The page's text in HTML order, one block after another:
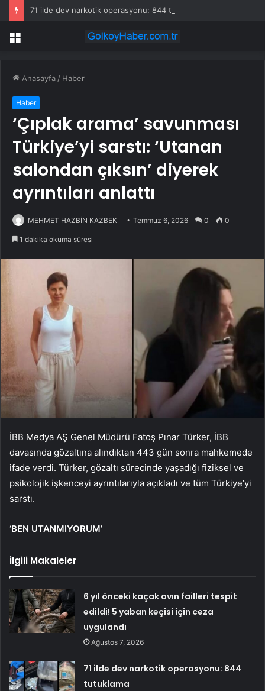
71 ilde dev narkotik operasyonu: 844 tutuklama
Menü
Anasayfa / Haber
Haber
‘Çıplak arama’ savunması
Türkiye’yi sarstı: ‘Utanan
salondan çıksın’ diyerek
ayrıntıları anlattı
MEHMET HAZBİN KAZBEK Temmuz 6, 2026 0 0
1 dakika okuma süresi
İBB Medya AŞ Genel Müdürü Fatoş Pınar Türker, İBB
davasında gözaltına alındıktan 443 gün sonra mahkemede
ifade verdi. Türker, gözaltı sürecinde yaşadığı fiziksel ve
psikolojik işkenceyi ayrıntılarıyla açıkladı ve tüm Türkiye’yi
sarstı.
‘BEN UTANMIYORUM’
İlgili Makaleler
6 yıl önceki kaçak avın failleri tespit
edildi! 5 yaban keçisi için ceza
uygulandı
Ağustos 7, 2026
71 ilde dev narkotik operasyonu: 844
tutuklama